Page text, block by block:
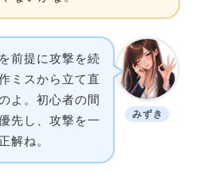
みずき
前提に攻撃を続
ミスから立て直
よ。初心者の間
先し、攻撃を一
解ね。